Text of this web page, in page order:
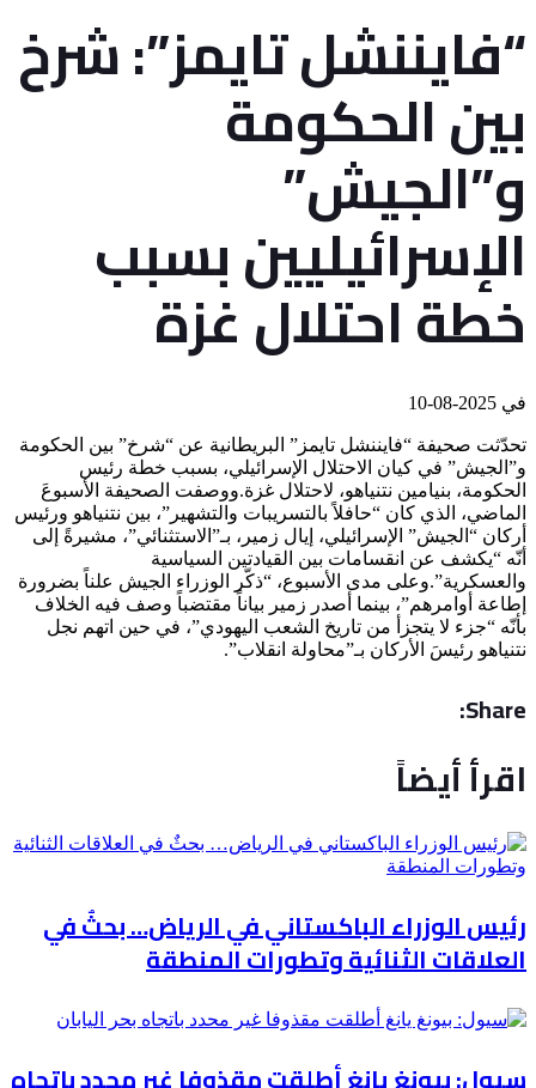
“فايننشل تايمز”: شرخ
بين الحكومة
و”الجيش”
الإسرائيليين بسبب
خطة احتلال غزة
في
تحدّثت صحيفة “فايننشل تايمز” البريطانية عن “شرخ” بين الحكومة
و”الجيش” في كيان الاحتلال الإسرائيلي، بسبب خطة رئيس
الحكومة، بنيامين نتنياهو، لاحتلال غزة.ووصفت الصحيفة الأسبوعَ
الماضي، الذي كان “حافلاً بالتسريبات والتشهير”، بين نتنياهو ورئيس
أركان “الجيش” الإسرائيلي، إيال زمير، بـ”الاستثنائي”، مشيرةً إلى
أنّه “يكشف عن انقسامات بين القيادتين السياسية
والعسكرية”.وعلى مدى الأسبوع، “ذكّر الوزراء الجيش علناً بضرورة
إطاعة أوامرهم”، بينما أصدر زمير بياناً مقتضباً وصف فيه الخلاف
بأنّه “جزء لا يتجزأ من تاريخ الشعب اليهودي”، في حين اتهم نجل
نتنياهو رئيسَ الأركان بـ”محاولة انقلاب”.
Share:
اقرأ أيضاً
رئيس الوزراء الباكستاني في الرياض… بحثٌ في
العلاقات الثنائية وتطورات المنطقة
سيول: بيونغ يانغ أطلقت مقذوفا غير محدد باتجاه